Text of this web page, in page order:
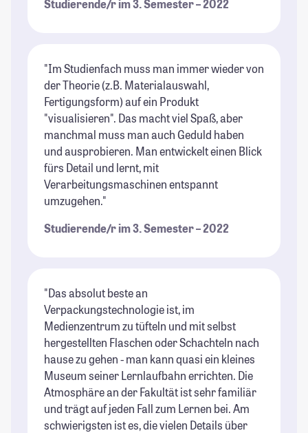
Studierende/r im 3. Semester – 2022
"Im Studienfach muss man immer wieder von
der Theorie (z.B. Materialauswahl,
Fertigungsform) auf ein Produkt
"visualisieren". Das macht viel Spaß, aber
manchmal muss man auch Geduld haben
und ausprobieren. Man entwickelt einen Blick
fürs Detail und lernt, mit
Verarbeitungsmaschinen entspannt
umzugehen."
Studierende/r im 3. Semester – 2022
"Das absolut beste an
Verpackungstechnologie ist, im
Medienzentrum zu tüfteln und mit selbst
hergestellten Flaschen oder Schachteln nach
hause zu gehen - man kann quasi ein kleines
Museum seiner Lernlaufbahn errichten. Die
Atmosphäre an der Fakultät ist sehr familiär
und trägt auf jeden Fall zum Lernen bei. Am
schwierigsten ist es, die vielen Details über